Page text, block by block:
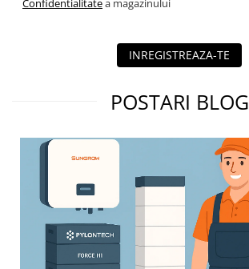
Confidentialitatea magazinului
INREGISTREAZA-TE
POSTARI BLOG